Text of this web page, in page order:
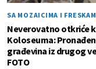
SA MOZAICIMA I
Neverovatno otkriće
Koloseuma:
građevina iz drugog
FOTO